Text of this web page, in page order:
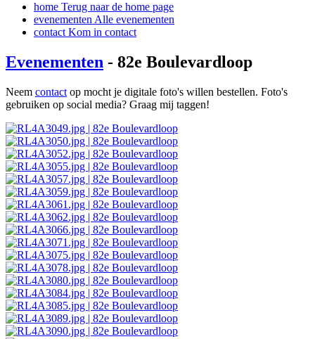
home Terug naar de home page
evenementen Alle evenementen
contact Kom in contact
Evenementen - 82e Boulevardloop
Neem contact op mocht je digitale foto's willen bestellen. Foto's
gebruiken op social media? Graag mij taggen!